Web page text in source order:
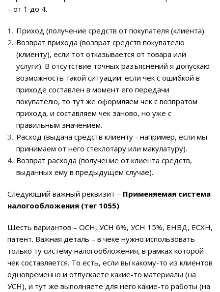
– от 1 до 4.
Приход (получение средств от покупателя (клиента).
Возврат прихода (возврат средств покупателю
(клиенту), если тот отказывается от товара или
услуги). В отсутствие точных разъяснений я допускаю
возможность такой ситуации: если чек с ошибкой в
приходе составлен в момент его передачи
покупателю, то тут же оформляем чек с возвратом
прихода, и составляем чек заново, но уже с
правильным значением.
Расход (выдача средств клиенту - например, если мы
принимаем от него стеклотару или макулатуру).
Возврат расхода (получение от клиента средств,
выданных ему в предыдущем случае).
Следующий важный реквизит – Применяемая система
налогообложения (тег 1055).
Шесть вариантов – ОСН, УСН 6%, УСН 15%, ЕНВД, ЕСХН,
патент. Важная деталь – в чеке нужно использовать
только ту систему налогообложения, в рамках которой
чек составляется. То есть, если вы какому-то из клиентов
одновременно и отпускаете какие-то материалы (на
УСН), и тут же выполняете для него какие-то работы (на